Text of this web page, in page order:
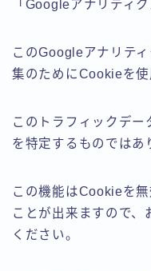
「Googleアナリティ
このGoogleアナリテ
集のためにCookieを使
このトラフィックデー
を特定するものではあ
この機能はCookieを
ことが出来ますので、
ください。